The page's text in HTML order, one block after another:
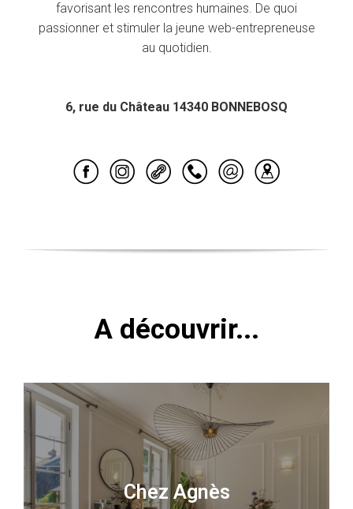
favorisant les rencontres humaines. De quoi
passionner et stimuler la jeune web-entrepreneuse
au quotidien.
6, rue du Château 14340 BONNEBOSQ
A découvrir...
Chez Agnès